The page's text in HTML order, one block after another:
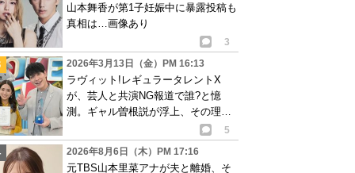
山本舞香が第1子妊娠中に暴露投稿も
真相は…画像あり
3
2026年3月13日（金）PM 16:13
ラヴィット!レギュラータレントX
が、芸人と共演NG報道で誰?と憶
測。ギャル曽根説が浮上、その理由
5
2026年8月6日（木）PM 17:16
元TBS山本里菜アナが夫と離婚、そ